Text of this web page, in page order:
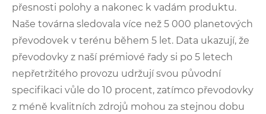
přesnosti polohy a nakonec k vadám produktu.
Naše továrna sledovala více než 5 000 planetových
převodovek v terénu během 5 let. Data ukazují, že
převodovky z naší prémiové řady si po 5 letech
nepřetržitého provozu udržují svou původní
specifikaci vůle do 10 procent, zatímco převodovky
z méně kvalitních zdrojů mohou za stejnou dobu